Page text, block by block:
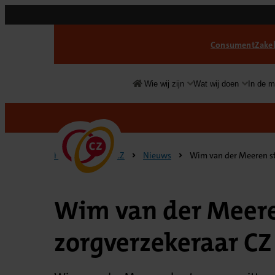
Consument
Over
Wie wij zijn Wat wij doen In de
Home Over CZ Nieuws Wim van der Meeren
Wim van der
zorgverzekeraar CZ